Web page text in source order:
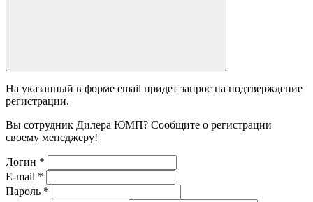
На указанный в форме email придет запрос на подтверждение
регистрации.
Вы сотрудник Дилера ЮМП? Сообщите о регистрации
своему менеджеру!
Логин *
E-mail *
Пароль *